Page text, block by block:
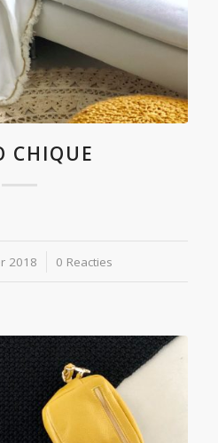
CHIQUE
2018 0 Reacties